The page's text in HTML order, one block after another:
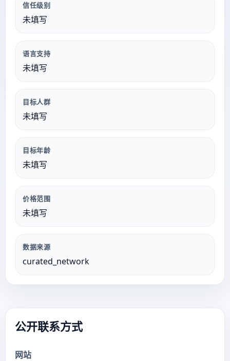
信任级别
未填写
语言支持
未填写
目标人群
未填写
目标年龄
未填写
价格范围
未填写
数据来源
curated_network
公开联系方式
网站